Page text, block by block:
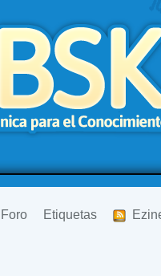
Foro Etiquetas